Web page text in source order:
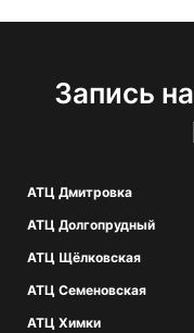
Запись
АТЦ Дмитровка
АТЦ Долгопрудный
АТЦ Щёлковская
АТЦ Семеновская
АТЦ Химки